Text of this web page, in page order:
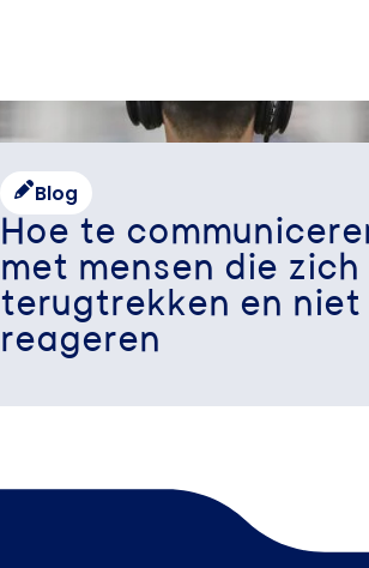
Blog
Hoe te
met mensen die zich
terugtrekken en niet
reageren